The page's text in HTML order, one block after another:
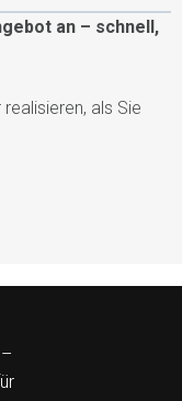
an – schnell,
als Sie